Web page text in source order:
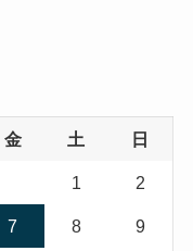
金 土 日
1 2
7 8 9